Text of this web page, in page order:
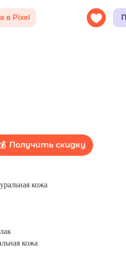
Получить подарок
Получить скидку
кожа
кожа